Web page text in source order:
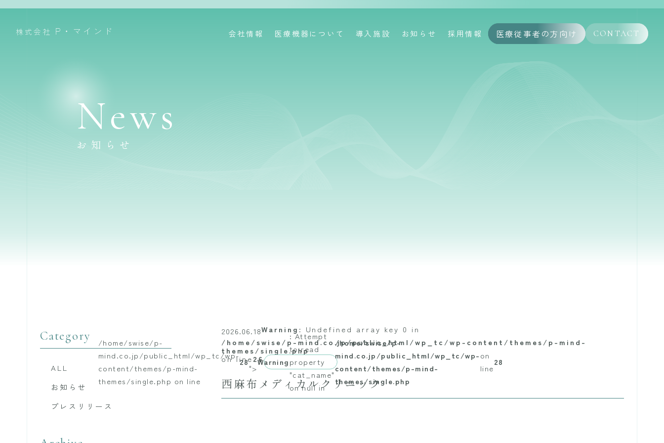
株式会社 P・マインド 会社情報 医療機器について 導入施設 お知らせ 採用情報 医療従事者の方向け CONTACT
News
お知らせ
2026.06.18Warning : Undefined array key 0 in
/home/swise/p-mind.co.jp/public_html/wp_tc/wp-content/themes/p-mind-
themes/single.php
on line26
/home/swise/p-
mind.co.jp/public_html/wp_tc/wp-
content/themes/p-mind-
themes/single.php on line
28
">
Warning
: Attempt
to read
property
"cat_name"
on null in
/home/swise/p-
mind.co.jp/public_html/wp_tc/wp-
content/themes/p-mind-
themes/single.php
on
line
28
西麻布メディカルクリニック
Category
ALL
お知らせ
プレスリリース